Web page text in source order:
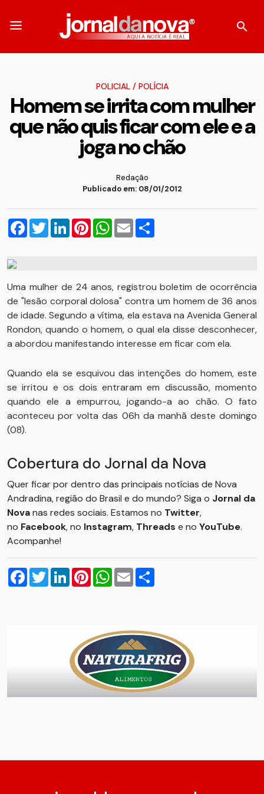
POLICIAL/ POLÍCIA
Homem se irrita com mulher
que não quis ficar com ele e a
joga no chão
Redação
Publicado em: 08/01/2012
Facebook
TwitterLinkedInPinterestWhatsApp
Email
Uma mulher de 24 anos, registrou boletim de ocorrência
de "lesão corporal dolosa" contra um homem de 36 anos
de idade. Segundo a vítima, ela estava na Avenida General
Rondon, quando o homem, o qual ela disse desconhecer,
a abordou manifestando interesse em ficar com ela.
Quando ela se esquivou das intenções do homem, este
se irritou e os dois entraram em discussão, momento
quando ele a empurrou, jogando-a ao chão. O fato
aconteceu por volta das 06h da manhã deste domingo
(08).
Cobertura do Jornal da Nova
Quer ficar por dentro das principais notícias de Nova
Andradina, região do Brasil e do mundo? Siga o Jornal da
Novanas redes sociais. Estamos no Twitter,
no Facebook, no Instagram, Threads e no YouTube.
Acompanhe!
Facebook
TwitterLinkedInPinterestWhatsApp
Email